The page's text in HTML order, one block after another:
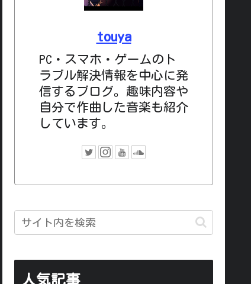
touya
PC・スマホ・ゲームのト
ラブル解決情報を中心に発
信するブログ。趣味内容や
自分で作曲した音楽も紹介
しています。
人気記事